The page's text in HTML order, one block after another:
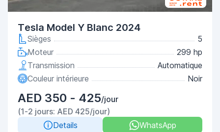
Tesla Model Y Blanc 2024
Sièges
5
Moteur
299 hp
Transmission
Automatique
Couleur intérieure
Noir
AED 350 - 425/jour
(1-2 jours: AED 425/jour)
Details
WhatsApp